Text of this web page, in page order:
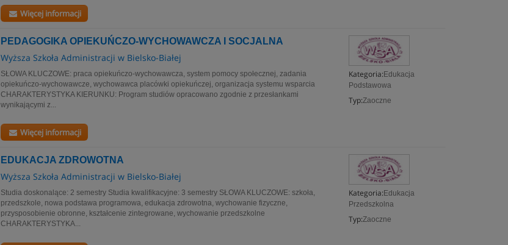
Więcej informacji
PEDAGOGIKA OPIEKUŃCZO-WYCHOWAWCZA I SOCJALNA
Wyższa Szkoła Administracji w Bielsko-Białej
Kategoria: Edukacja
Podstawowa
Typ:Zaoczne
SŁOWA KLUCZOWE: praca opiekuńczo-wychowawcza, system pomocy społecznej, zadania
opiekuńczo-wychowawcze, wychowawca placówki opiekuńczej, organizacja systemu wsparcia
CHARAKTERYSTYKA KIERUNKU: Program studiów opracowano zgodnie z przesłankami
wynikającymi z...
Więcej informacji
EDUKACJA ZDROWOTNA
Wyższa Szkoła Administracji w Bielsko-Białej
Kategoria: Edukacja
Przedszkolna
Typ:Zaoczne
Studia doskonalące: 2 semestry Studia kwalifikacyjne: 3 semestry SŁOWA KLUCZOWE: szkoła,
przedszkole, nowa podstawa programowa, edukacja zdrowotna, wychowanie fizyczne,
przysposobienie obronne, kształcenie zintegrowane, wychowanie przedszkolne
CHARAKTERYSTYKA...